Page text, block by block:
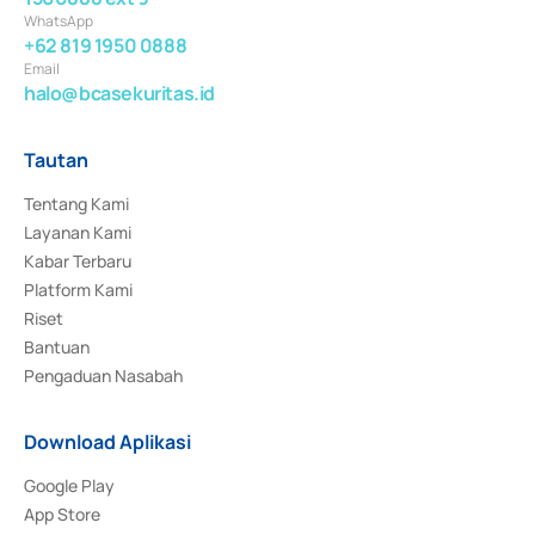
WhatsApp
+62 819 1950 0888
Email
halo@bcasekuritas.id
Tautan
Tentang Kami
Layanan Kami
Kabar Terbaru
Platform Kami
Riset
Bantuan
Pengaduan Nasabah
Download Aplikasi
Google Play
App Store